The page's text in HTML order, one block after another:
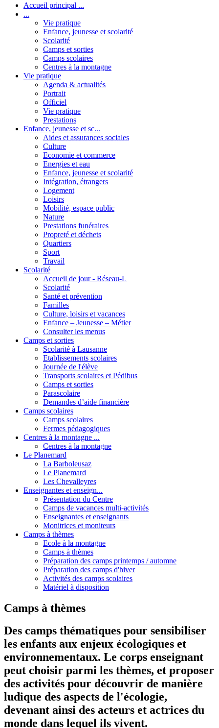
Accueil principal ...
...
Vie pratique
Enfance, jeunesse et scolarité
Scolarité
Camps et sorties
Camps scolaires
Centres à la montagne
Vie pratique
Agenda & actualités
Portrait
Officiel
Vie pratique
Prestations
Enfance, jeunesse et sc...
Aides et assurances sociales
Culture
Economie et commerce
Energies et eau
Enfance, jeunesse et scolarité
Intégration, étrangers
Logement
Loisirs
Mobilité, espace public
Nature
Prestations funéraires
Propreté et déchets
Quartiers
Sport
Travail
Scolarité
Accueil de jour - Réseau-L
Scolarité
Santé et prévention
Familles
Culture, loisirs et vacances
Enfance – Jeunesse – Métier
Consulter les menus
Camps et sorties
Scolarité à Lausanne
Etablissements scolaires
Journée de l'élève
Transports scolaires et Pédibus
Camps et sorties
Parascolaire
Demandes d’aide financière
Camps scolaires
Camps scolaires
Fermes pédagogiques
Centres à la montagne ...
Centres à la montagne
Le Planemard
La Barboleusaz
Le Planemard
Les Chevalleyres
Enseignantes et enseign...
Présentation du Centre
Camps de vacances multi-activités
Enseignantes et enseignants
Monitrices et moniteurs
Camps à thèmes
Ecole à la montagne
Camps à thèmes
Préparation des camps printemps / automne
Préparation des camps d'hiver
Activités des camps scolaires
Matériel à disposition
Camps à thèmes
Des camps thématiques pour sensibiliser
les enfants aux enjeux écologiques et
environnementaux. Le corps enseignant
peut choisir parmi les thèmes, et proposer
des activités pour découvrir de manière
ludique des aspects de l'écologie,
devenant ainsi des acteurs et actrices du
monde dans lequel ils vivent.